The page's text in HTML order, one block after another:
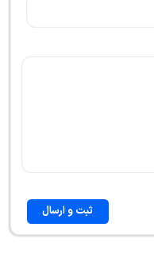
ثبت و ارسال